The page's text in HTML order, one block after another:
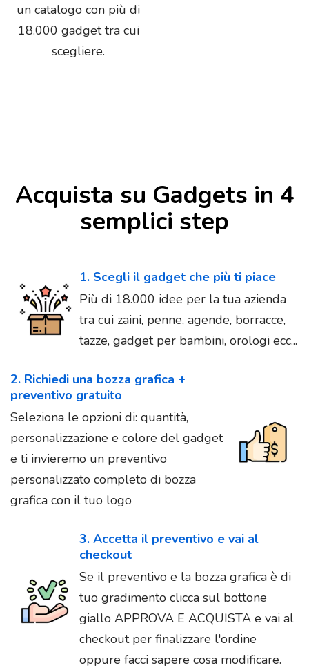
un catalogo con più di
18.000 gadget tra cui
scegliere.
Acquista su Gadgets in 4
semplici step
1. Scegli il gadget che più ti piace
Più di 18.000 idee per la tua azienda
tra cui zaini, penne, agende, borracce,
tazze, gadget per bambini, orologi ecc...
2. Richiedi una bozza grafica +
preventivo gratuito
Seleziona le opzioni di: quantità,
personalizzazione e colore del gadget
e ti invieremo un preventivo
personalizzato completo di bozza
grafica con il tuo logo
3. Accetta il preventivo e vai al
checkout
Se il preventivo e la bozza grafica è di
tuo gradimento clicca sul bottone
giallo APPROVA E ACQUISTA e vai al
checkout per finalizzare l'ordine
oppure facci sapere cosa modificare.